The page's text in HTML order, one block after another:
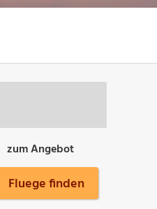
zum Angebot
Fluege finden